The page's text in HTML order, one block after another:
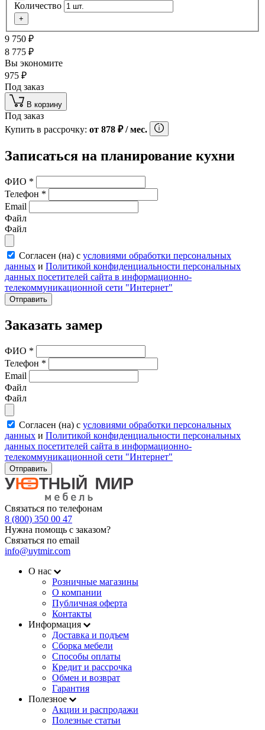
Количество
+
9 750 ₽
8 775 ₽
Вы экономите
975 ₽
Под заказ
В корзину
Под заказ
Купить в рассрочку: от 878 ₽/ мес.
Записаться на планирование кухни
ФИО *
Телефон *
Email
Файл
Файл
Согласен (на) с условиями обработки персональных
данных и Политикой конфиденциальности персональных
данных посетителей сайта в информационно-
телекоммуникационной сети "Интернет"
Отправить
Заказать замер
ФИО *
Телефон *
Email
Файл
Файл
Согласен (на) с условиями обработки персональных
данных и Политикой конфиденциальности персональных
данных посетителей сайта в информационно-
телекоммуникационной сети "Интернет"
Отправить
Связаться по телефонам
8 (800) 350 00 47
Нужна помощь с заказом?
Связаться по email
info@uytmir.com
О нас
Розничные магазины
О компании
Публичная оферта
Контакты
Информация
Доставка и подъем
Сборка мебели
Способы оплаты
Кредит и рассрочка
Обмен и возврат
Гарантия
Полезное
Акции и распродажи
Полезные статьи